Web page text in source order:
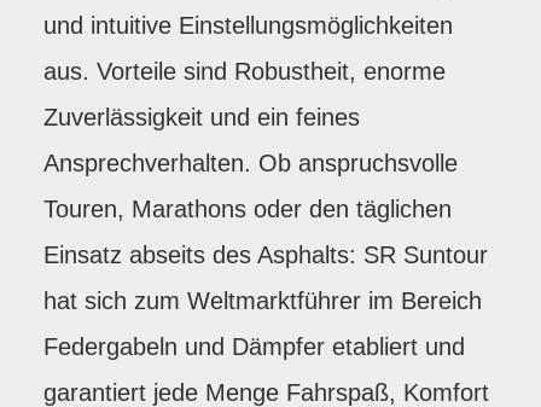
und intuitive Einstellungsmöglichkeiten
aus. Vorteile sind Robustheit, enorme
Zuverlässigkeit und ein feines
Ansprechverhalten. Ob anspruchsvolle
Touren, Marathons oder den täglichen
Einsatz abseits des Asphalts: SR Suntour
hat sich zum Weltmarktführer im Bereich
Federgabeln und Dämpfer etabliert und
garantiert jede Menge Fahrspaß, Komfort